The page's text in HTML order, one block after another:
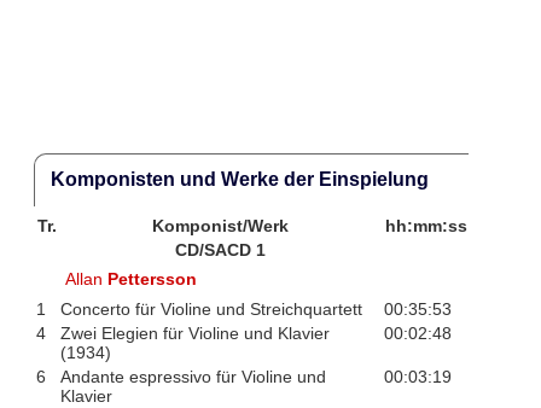
Komponisten und Werke der Einspielung
Tr. Komponist/Werk
hh:mm:ss
CD/SACD 1
Allan Pettersson
1
Concerto für Violine und Streichquartett
00:35:53
4
Zwei Elegien für Violine und Klavier
(1934)
00:02:48
6
Andante espressivo für Violine und
Klavier
00:03:19